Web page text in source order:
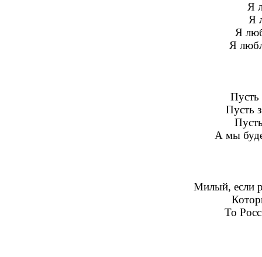
Я
Я
Я
Я
Пусть
Пусть
А мы
Милый, если
То